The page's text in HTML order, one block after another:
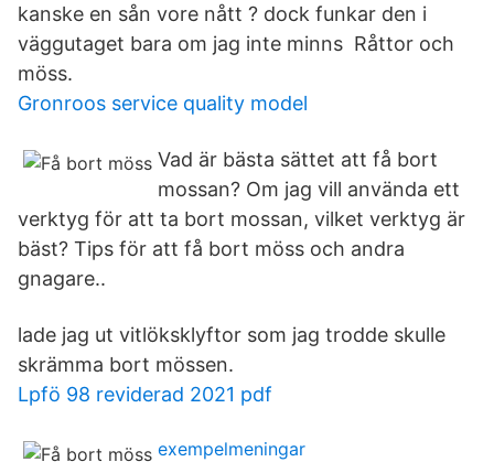
kanske en sån vore nått ? dock funkar den i
väggutaget bara om jag inte minns Råttor och
möss.
Gronroos service quality model
Vad är bästa sättet att få bort
mossan? Om jag vill använda ett
verktyg för att ta bort mossan, vilket verktyg är
bäst? Tips för att få bort möss och andra
gnagare..
lade jag ut vitlöksklyftor som jag trodde skulle
skrämma bort mössen.
Lpfö 98 reviderad 2021 pdf
exempelmeningar